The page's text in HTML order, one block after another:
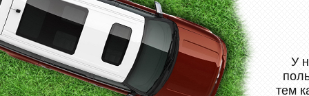
У
тем